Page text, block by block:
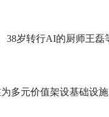
岁转行AI的厨师王磊
多元价值架设基础设